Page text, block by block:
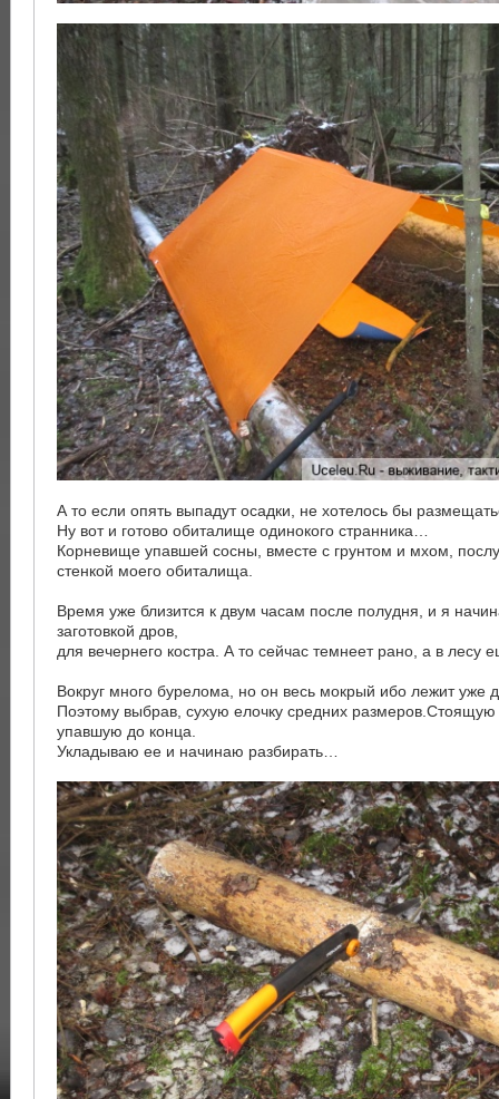
А то если опять выпадут осадки, не хотелось бы
Ну вот и готово обиталище одинокого странника…
Корневище упавшей сосны, вместе с грунтом и мхом,
стенкой моего обиталища.
Время уже близится к двум часам после полудня, и я
заготовкой дров,
для вечернего костра. А то сейчас темнеет рано, а в лесу
Вокруг много бурелома, но он весь мокрый ибо лежит уже
Поэтому выбрав, сухую елочку средних
упавшую до конца.
Укладываю ее и начинаю разбирать…